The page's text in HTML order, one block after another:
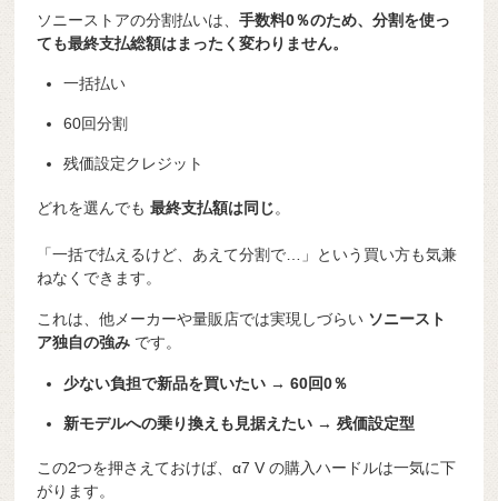
ソニーストアの分割払いは、手数料0％のため、分割を使っ
ても最終支払総額はまったく変わりません。
一括払い
60回分割
残価設定クレジット
どれを選んでも最終支払額は同じ。
「一括で払えるけど、あえて分割で…」という買い方も気兼
ねなくできます。
これは、他メーカーや量販店では実現しづらい ソニースト
ア独自の強み です。
少ない負担で新品を買いたい → 60回0％
新モデルへの乗り換えも見据えたい → 残価設定型
この2つを押さえておけば、α7 V の購入ハードルは一気に下
がります。